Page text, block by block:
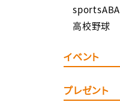
sportsABA
高校野球
イベント
プレゼント